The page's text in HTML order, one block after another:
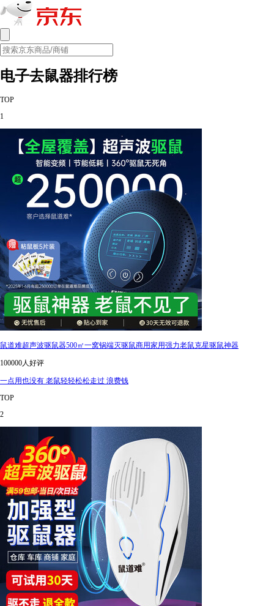
电子去鼠器排行榜
TOP
1
鼠道难超声波驱鼠器500㎡一窝锅端灭驱鼠商用家用强力老鼠克星驱鼠神器
100000人好评
一点用也没有 老鼠轻轻松松走过 浪费钱
TOP
2